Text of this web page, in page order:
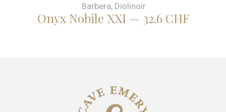
Barbera, Diolinoir
Onyx Nobile XXI — 32.6 CHF